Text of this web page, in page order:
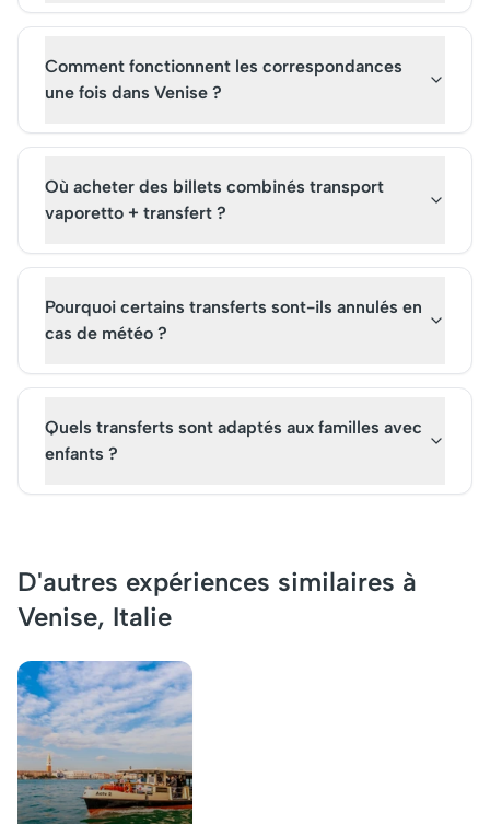
Comment fonctionnent les correspondances
une fois dans Venise ?
Où acheter des billets combinés transport
vaporetto + transfert ?
Pourquoi certains transferts sont-ils annulés en
cas de météo ?
Quels transferts sont adaptés aux familles avec
enfants ?
D'autres expériences similaires à
Venise, Italie